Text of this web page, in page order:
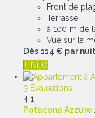
Front de
Terrasse
à 100 m de
Vue sur la
Dès 114 € par nuit
+ INFO
3 Évaluations
4 1
Patacona Azzure